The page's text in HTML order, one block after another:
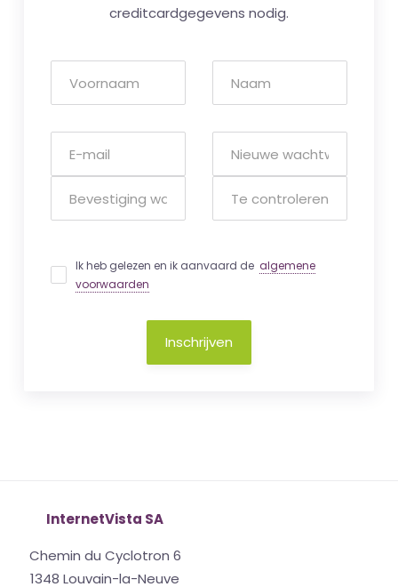
creditcardgegevens nodig.
Ik heb gelezen en ik aanvaard de algemene
voorwaarden
Inschrijven
InternetVista SA
Chemin du Cyclotron 6
1348 Louvain-la-Neuve